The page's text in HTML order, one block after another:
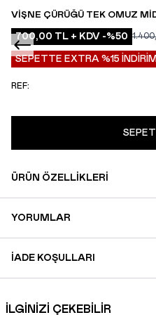
VIŞNE ÇÜRÜĞÜ TEK OMUZ
700,00 TL + KDV -%50
SEPETTE EXTRA %15
REF:
ÜRÜN ÖZELLIKLERI
YORUMLAR
İADE KOŞULLARI
İLGİNİZİ ÇEKEBİLİR